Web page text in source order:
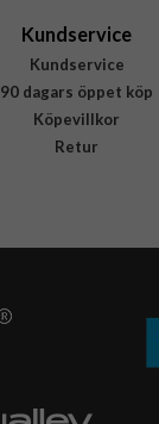
Kundservice
Kundservice
90 dagars öppet köp
Köpevillkor
Retur